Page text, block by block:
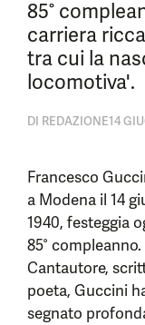
85°
carriera
tra cui la
locomotiva'.
DI REDAZIONE14
Francesco
a Modena il 14
1940, festeggia
85° compleanno.
Cantautore,
poeta, Guccini
segnato